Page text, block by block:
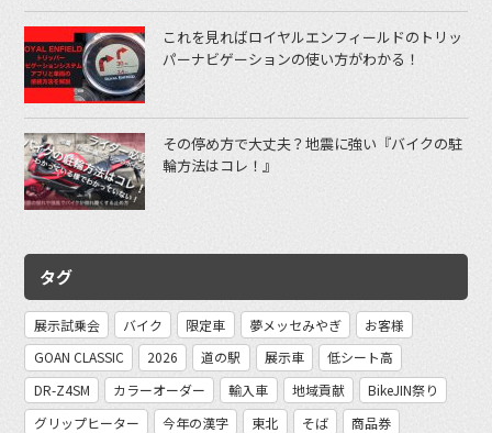
これを見ればロイヤルエンフィールドのトリッ
パーナビゲーションの使い方がわかる！
その停め方で大丈夫？地震に強い『バイクの駐
輪方法はコレ！』
タグ
展示試乗会 バイク 限定車 夢メッセみやぎ
お客様
GOAN CLASSIC
2026 道の駅 展示車
低シート高
DR-Z4SM
カラーオーダー 輸入車 地域貢献
BikeJIN祭り
グリップヒーター
今年の漢字 東北 そば
商品券